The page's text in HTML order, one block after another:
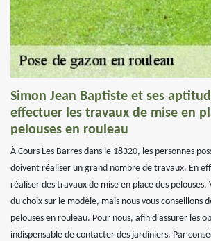
Simon Jean Baptiste et ses
effectuer les travaux de mise en
pelouses en rouleau
À Cours Les Barres dans le 18320, les personnes
doivent réaliser un grand nombre de travaux. En
réaliser des travaux de mise en place des pelouses.
du choix sur le modèle, mais nous vous conseillons
pelouses en rouleau. Pour nous, afin d'assurer les
indispensable de contacter des jardiniers. Par